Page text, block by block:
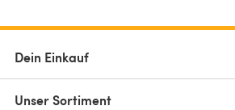
Dein Einkauf
Unser Sortiment